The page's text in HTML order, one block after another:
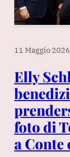
11 Maggio 2026
Elly
foto di
a Conte